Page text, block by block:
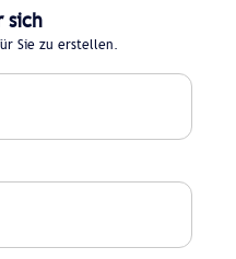
sich
Sie zu erstellen.